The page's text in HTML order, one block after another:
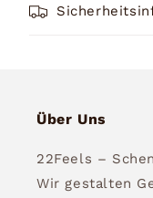
Über Uns
22Feels –
Wir gestalten